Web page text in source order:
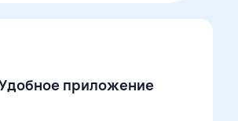
приложение